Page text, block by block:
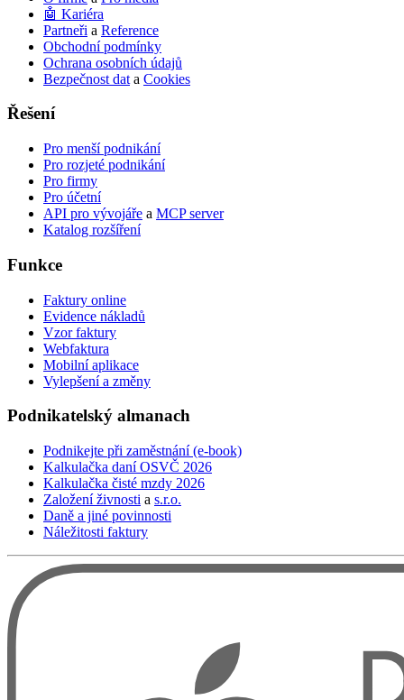
result.
🤖 Kariéra
Partneři a Reference
Obchodní podmínky
Ochrana osobních údajů
Bezpečnost dat a Cookies
Řešení
Pro menší podnikání
Pro rozjeté podnikání
Pro firmy
Pro účetní
API pro vývojáře a MCP server
Katalog rozšíření
Funkce
Faktury online
Evidence nákladů
Vzor faktury
Webfaktura
Mobilní aplikace
Vylepšení a změny
Podnikatelský almanach
Podnikejte při zaměstnání (e-book)
Kalkulačka daní OSVČ 2026
Kalkulačka čisté mzdy 2026
Založení živnosti a s.r.o.
Daně a jiné povinnosti
Náležitosti faktury